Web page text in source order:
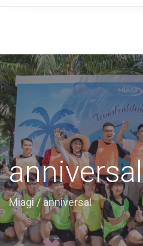
anniversal
Miagi/anniversal